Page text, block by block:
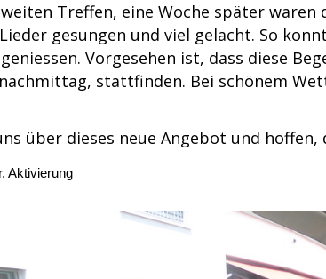
Treffen, eine Woche später
gesungen und viel gelacht. So
Vorgesehen ist, dass diese
stattfinden. Bei schönem
über dieses neue Angebot und
Aktivierung